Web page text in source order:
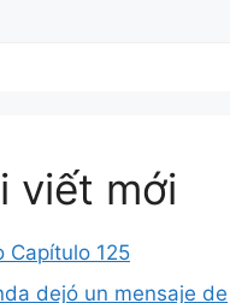
viết mới
Capítulo 125
dejó un mensaje de